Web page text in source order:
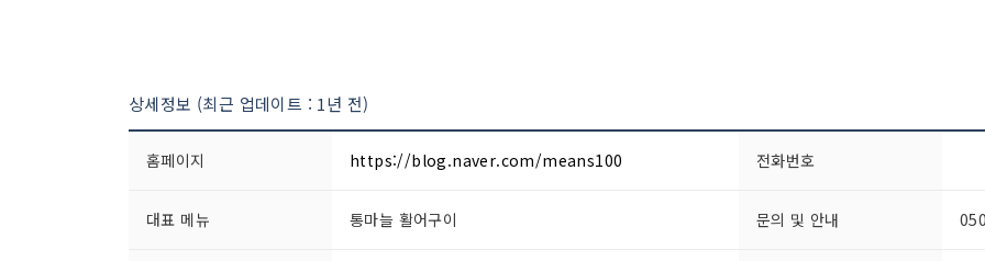
상세정보 (최근 업데이트 : 1년 전)
홈페이지 https://blog.naver.com/means100 전화번호
대표 메뉴 통마늘 활어구이 문의 및 안내